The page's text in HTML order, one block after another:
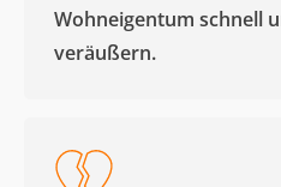
Wohneigentum schnell
veräußern. ​